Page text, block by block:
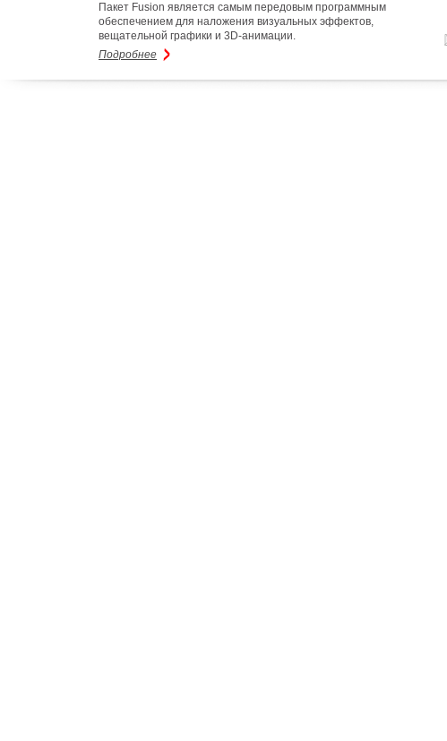
Пакет Fusion является самым передовым программным
обеспечением для наложения визуальных эффектов,
вещательной графики и 3D-анимации.
Подробнее